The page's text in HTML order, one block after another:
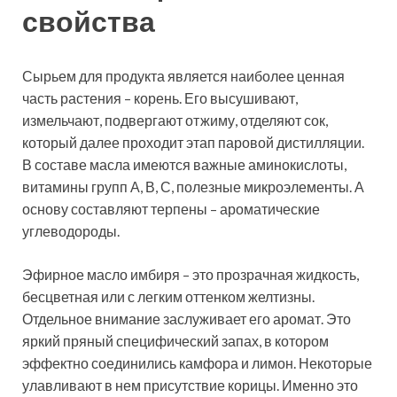
свойства
Сырьем для продукта является наиболее ценная
часть растения – корень. Его высушивают,
измельчают, подвергают отжиму, отделяют сок,
который далее проходит этап паровой дистилляции.
В составе масла имеются важные аминокислоты,
витамины групп А, В, С, полезные микроэлементы. А
основу составляют терпены – ароматические
углеводороды.
Эфирное масло имбиря – это прозрачная жидкость,
бесцветная или с легким оттенком желтизны.
Отдельное внимание заслуживает его аромат. Это
яркий пряный специфический запах, в котором
эффектно соединились камфора и лимон. Некоторые
улавливают в нем присутствие корицы. Именно это